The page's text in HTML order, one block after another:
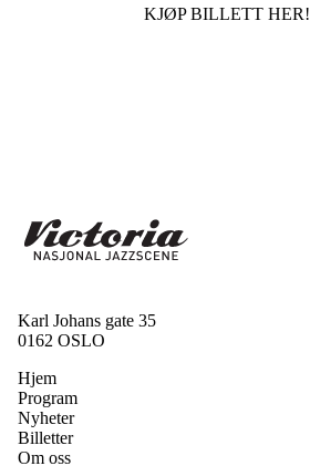
KJØP BILLETT HER!
Karl Johans gate 35
0162 OSLO
Hjem
Program
Nyheter
Billetter
Om oss